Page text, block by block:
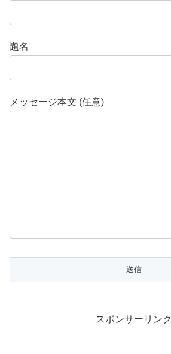
題名
メッセージ本文 (任意)
スポンサーリンク